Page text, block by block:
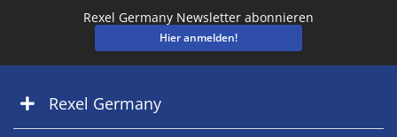
Rexel Germany Newsletter abonnieren
Hier anmelden!
Rexel Germany